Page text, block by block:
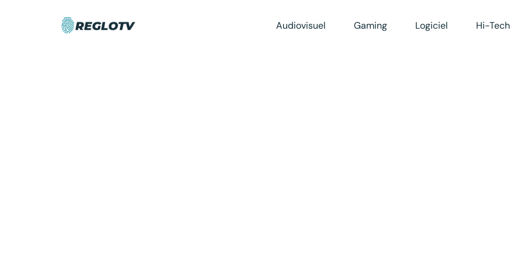
Audiovisuel Gaming Logiciel Hi-Tech